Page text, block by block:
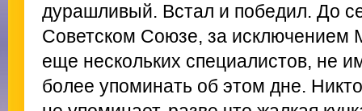
дурашливый. Встал и победил. До
Советском Союзе, за исключением
еще нескольких специалистов, не
более упоминать об этом дне.